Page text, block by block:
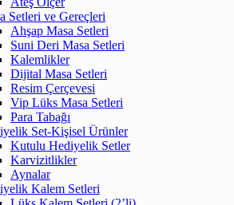
Setleri ve Gereçleri
Ahşap Masa Setleri
Suni Deri Masa Setleri
Kalemlikler
Dijital Masa Setleri
Resim Çerçevesi
Vip Lüks Masa Setleri
Para Tabağı
Set-Kişisel Ürünler
Kutulu Hediyelik Setler
Karvizitlikler
Aynalar
Kalem Setleri